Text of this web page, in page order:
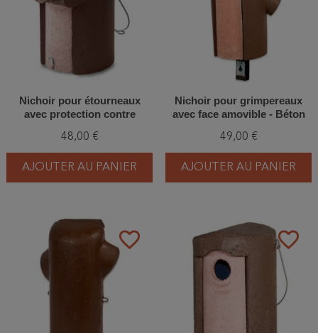
Nichoir pour étourneaux
avec protection contre
bois - Schwegler (3SV-126/9)
48,00 €
AJOUTER AU PANIER
Nichoir pour grimpereaux
avec face amovible - Béton
141/2)
49,00 €
AJOUTER AU PANIER
favorite_border favorite_border